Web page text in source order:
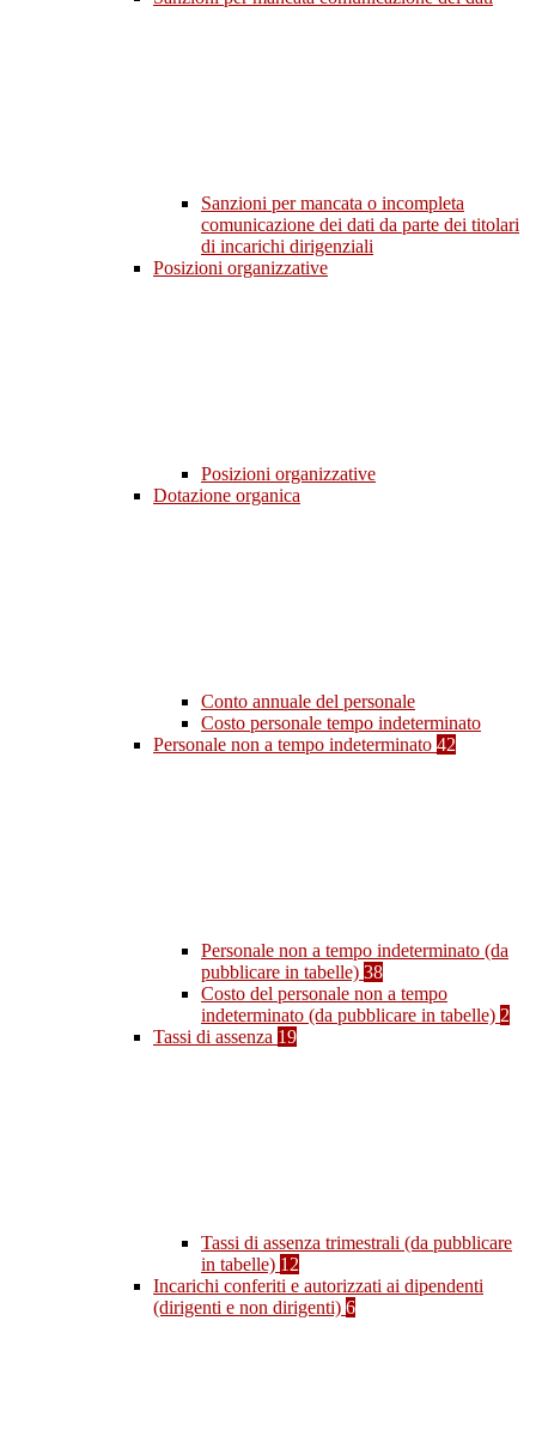
Sanzioni per mancata o incompleta
comunicazione dei dati da parte dei titolari
di incarichi dirigenziali
Posizioni organizzative
Posizioni organizzative
Dotazione organica
Conto annuale del personale
Costo personale tempo indeterminato
Personale non a tempo indeterminato 42
Personale non a tempo indeterminato (da
pubblicare in tabelle) 38
Costo del personale non a tempo
indeterminato (da pubblicare in tabelle) 2
Tassi di assenza 19
Tassi di assenza trimestrali (da pubblicare
in tabelle) 12
Incarichi conferiti e autorizzati ai dipendenti
(dirigenti e non dirigenti) 6